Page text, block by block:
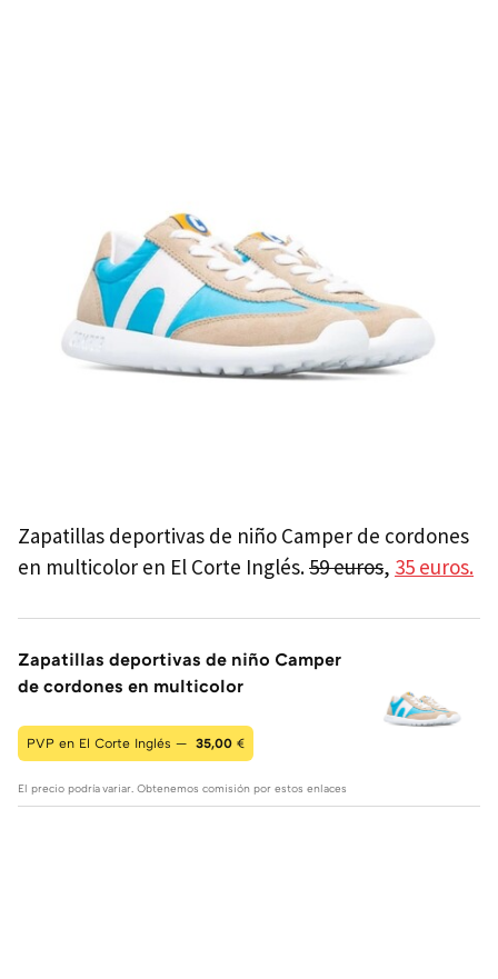
Zapatillas deportivas de niño Camper de cordones
en multicolor en El Corte Inglés.59 euros, 35 euros.
Zapatillas deportivas de niño Camper
de cordones en multicolor
PVP en El Corte Inglés — 35,00 €
El precio podría variar. Obtenemos comisión por estos enlaces